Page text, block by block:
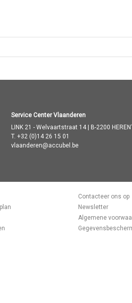
Service Center Vlaanderen
LINK 21 - Welvaartstraat 14 | B-2200
T.+32 (0)14 26 15 01
vlaanderen@accubel.be
Contacteer ons op
Newsletter
Algemene